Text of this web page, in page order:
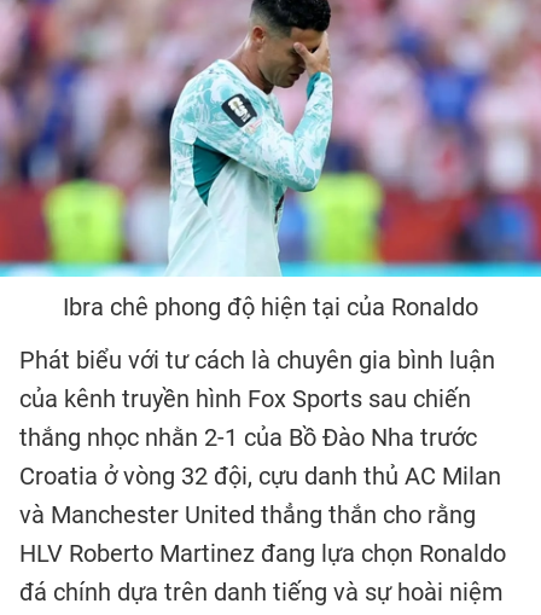
Ibra chê phong độ hiện tại của Ronaldo
Phát biểu với tư cách là chuyên gia bình luận
của kênh truyền hình Fox Sports sau chiến
thắng nhọc nhằn 2-1 của Bồ Đào Nha trước
Croatia ở vòng 32 đội, cựu danh thủ AC Milan
và Manchester United thẳng thắn cho rằng
HLV Roberto Martinez đang lựa chọn Ronaldo
đá chính dựa trên danh tiếng và sự hoài niệm